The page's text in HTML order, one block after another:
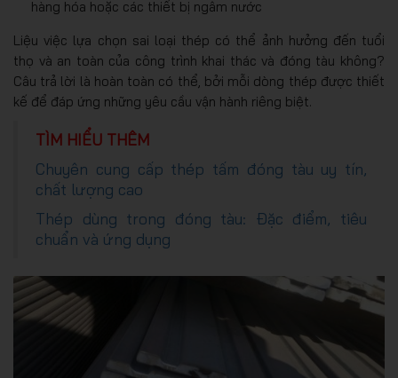
hàng hóa hoặc các thiết bị ngâm nước
Liệu việc lựa chọn sai loại thép có thể ảnh hưởng đến tuổi
thọ và an toàn của công trình khai thác và đóng tàu không?
Câu trả lời là hoàn toàn có thể, bởi mỗi dòng thép được thiết
kế để đáp ứng những yêu cầu vận hành riêng biệt.
TÌM HIỂU THÊM
Chuyên cung cấp thép tấm đóng tàu uy tín,
chất lượng cao
Thép dùng trong đóng tàu: Đặc điểm, tiêu
chuẩn và ứng dụng